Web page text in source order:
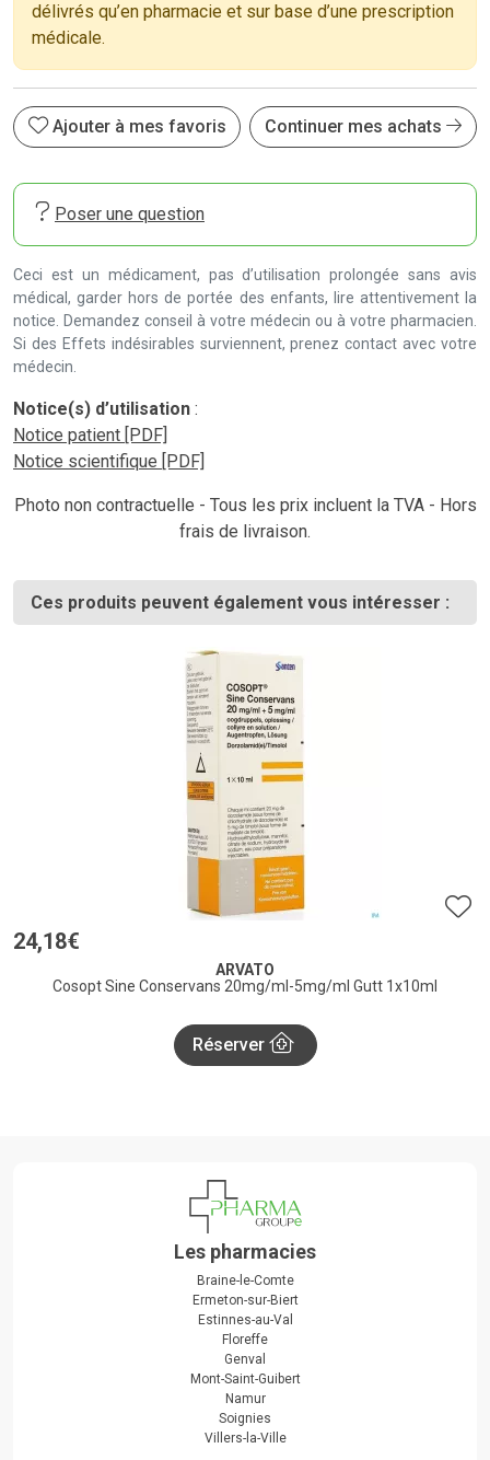
délivrés qu’en pharmacie et sur base d’une prescription
médicale.
Ajouter à mes favoris Continuer mes achats
Poser une question
Ceci est un médicament, pas d’utilisation prolongée sans avis
médical, garder hors de portée des enfants, lire attentivement la
notice. Demandez conseil à votre médecin ou à votre pharmacien.
Si des Effets indésirables surviennent, prenez contact avec votre
médecin.
Notice(s) d’utilisation :
Notice patient [PDF]
Notice scientifique [PDF]
Photo non contractuelle - Tous les prix incluent la TVA - Hors
frais de livraison.
Ces produits peuvent également vous intéresser :
24,18€
ARVATO
Cosopt Sine Conservans 20mg/ml-5mg/ml Gutt 1x10ml
Réserver
Les pharmacies
Braine-le-Comte
Ermeton-sur-Biert
Estinnes-au-Val
Floreffe
Genval
Mont-Saint-Guibert
Namur
Soignies
Villers-la-Ville